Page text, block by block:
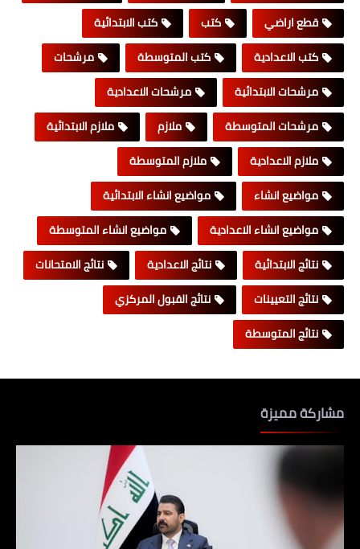
قطع اراضي
كتب
كتب الابتدائية
كتب الاعدادية
كتب المتوسطة
مرشحات
مرشحات الابتدائية
مرشحات الاعدادية
مرشحات المتوسطة
ملازم
ملازم الابتدائية
ملازم الاعدادية
ملازم المتوسطة
مواضيع انشاء
مواضيع انشاء الابتدائية
مواضيع انشاء الاعدادية
مواضيع انشاء المتوسطة
نتائج الابتدائية
نتائج الاعدادية
نتائج الامتحانات
نتائج التعيينات
نتائج القبول المركزي
نتائج المتوسطة
مشاركة مميزة